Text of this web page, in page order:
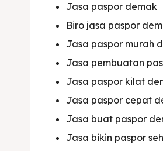
Jasa paspor demak
Biro jasa paspor
Jasa paspor murah
Jasa pembuatan
Jasa paspor kilat
Jasa paspor cepat
Jasa buat paspor
Jasa bikin paspor